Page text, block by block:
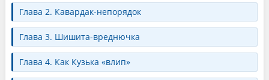
Глава 2. Кавардак-непорядок
Глава 3. Шишита-вреднючка
Глава 4. Как Кузька «влип»